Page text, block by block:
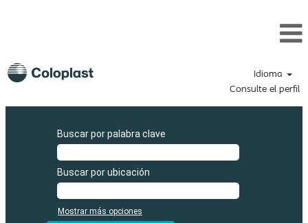
Idioma
Consulte el perfil
Buscar por palabra clave
Buscar por ubicación
Mostrar más opciones